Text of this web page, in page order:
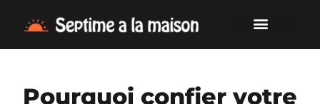
Pourquoi confier votre